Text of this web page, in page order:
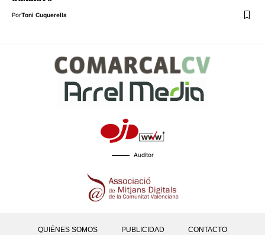
PorToni Cuquerella
Auditor
QUIÉNES SOMOS PUBLICIDAD CONTACTO